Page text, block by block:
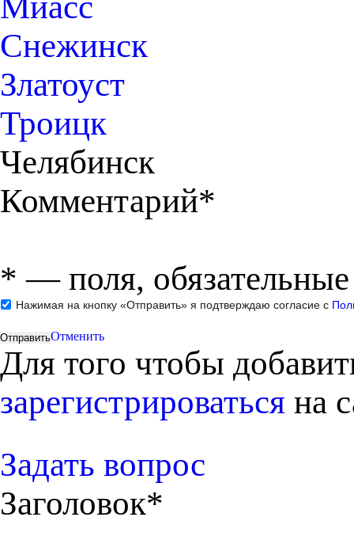
Снежинск
Златоуст
Троицк
Челябинск
Комментарий*
* — поля,
Нажимая на кнопку «Отправить» я подтверждаю согласие с
Отменить
Для того чтобы
зарегистрироваться на
Задать вопрос
Заголовок*